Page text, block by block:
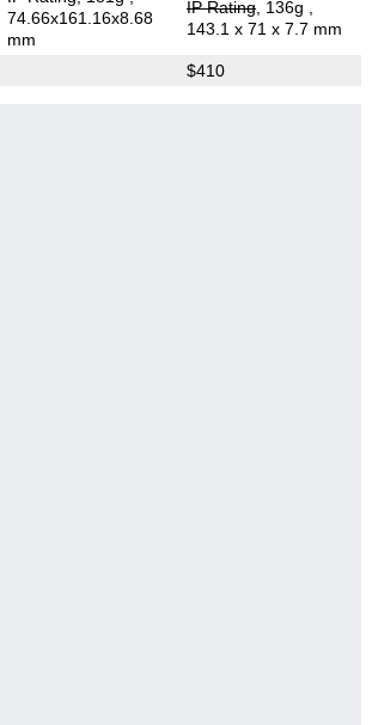
74.66x161.16x8.68
mm
IP Rating, 136g
143.1 x 71 x 7.7 mm
$410